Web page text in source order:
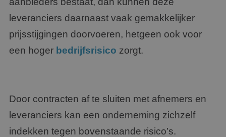
leveranciers daarnaast vaak gemakkelijker
prijsstijgingen doorvoeren, hetgeen ook voor
een hoger bedrijfsrisico zorgt.
Door contracten af te sluiten met afnemers en
leveranciers kan een onderneming zichzelf
indekken tegen bovenstaande risico’s.